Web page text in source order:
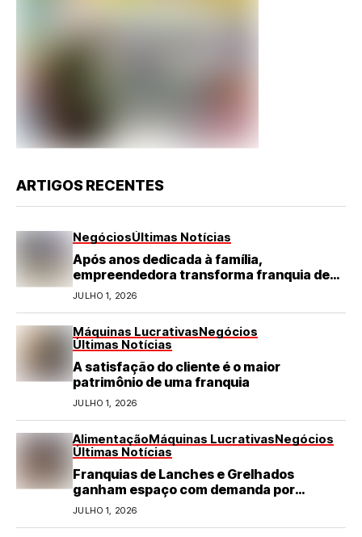
ARTIGOS RECENTES
NegóciosÚltimas Notícias
Após anos dedicada à família,
empreendedora transforma franquia de
turismo em negócio de destaque no RN
JULHO 1, 2026
Máquinas LucrativasNegócios
Últimas Notícias
A satisfação do cliente é o maior
patrimônio de uma franquia
JULHO 1, 2026
AlimentaçãoMáquinas LucrativasNegócios
Últimas Notícias
Franquias de Lanches e Grelhados
ganham espaço com demanda por
refeições rápidas e de qualidade
JULHO 1, 2026